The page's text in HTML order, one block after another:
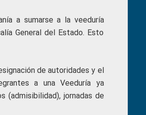
a sumarse a la veeduría
General del Estado. Esto
de autoridades y el
a una Veeduría ya
(admisibilidad), jornadas de